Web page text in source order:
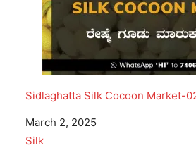
Sidlaghatta Silk Cocoon Market-
Date
March 2, 2025
In relation to
Silk